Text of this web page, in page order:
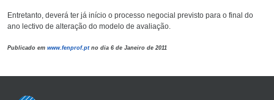
Entretanto, deverá ter já início o processo negocial previsto para o final do
ano lectivo de alteração do modelo de avaliação.
Publicado em www.fenprof.ptno dia 6 de Janeiro de 2011